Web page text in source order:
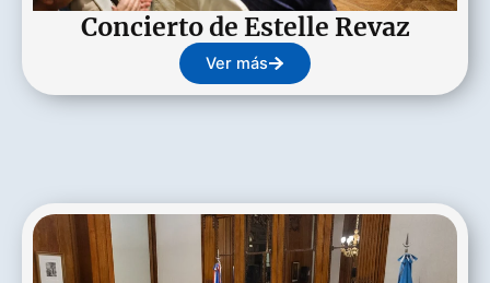
Concierto de Estelle Revaz
Ver más